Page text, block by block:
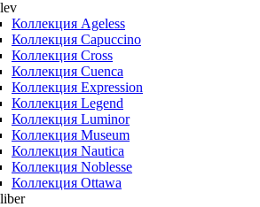
Коллекция Ageless
Коллекция Capuccino
Коллекция Cross
Коллекция Cuenca
Коллекция Expression
Коллекция Legend
Коллекция Luminor
Коллекция Museum
Коллекция Nautica
Коллекция Noblesse
Коллекция Ottawa